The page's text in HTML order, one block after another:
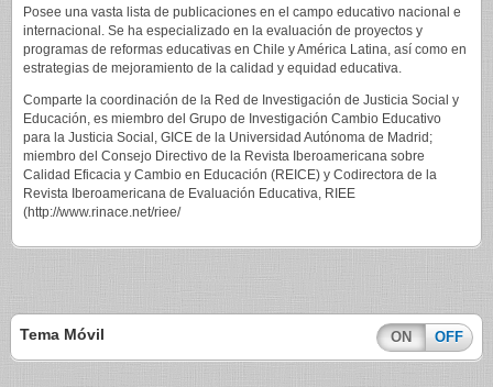
Posee una vasta lista de publicaciones en el campo educativo nacional e
internacional. Se ha especializado en la evaluación de proyectos y
programas de reformas educativas en Chile y América Latina, así como en
estrategias de mejoramiento de la calidad y equidad educativa.
Comparte la coordinación de la Red de Investigación de Justicia Social y
Educación, es miembro del Grupo de Investigación Cambio Educativo
para la Justicia Social, GICE de la Universidad Autónoma de Madrid;
miembro del Consejo Directivo de la Revista Iberoamericana sobre
Calidad Eficacia y Cambio en Educación (REICE) y Codirectora de la
Revista Iberoamericana de Evaluación Educativa, RIEE
(http://www.rinace.net/riee/
Tema Móvil ON OFF